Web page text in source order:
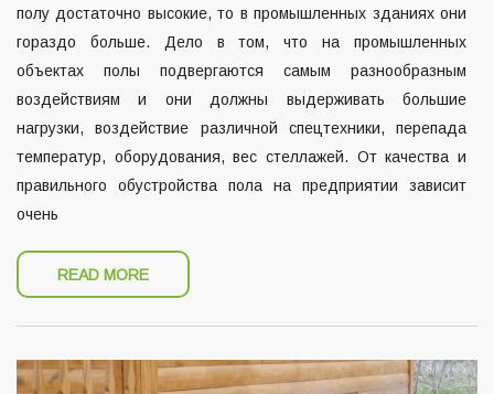
полу достаточно высокие, то в промышленных зданиях они
гораздо больше. Дело в том, что на промышленных
объектах полы подвергаются самым разнообразным
воздействиям и они должны выдерживать большие
нагрузки, воздействие различной спецтехники, перепада
температур, оборудования, вес стеллажей. От качества и
правильного обустройства пола на предприятии зависит
очень
READ MORE